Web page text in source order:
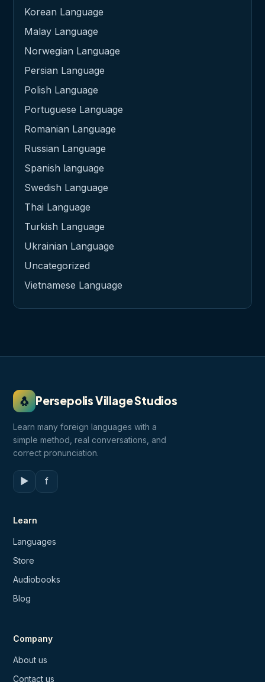
Korean Language
Malay Language
Norwegian Language
Persian Language
Polish Language
Portuguese Language
Romanian Language
Russian Language
Spanish language
Swedish Language
Thai Language
Turkish Language
Ukrainian Language
Uncategorized
Vietnamese Language
🐧 Persepolis Village Studios
Learn many foreign languages with a
simple method, real conversations, and
correct pronunciation.
▶ f
Learn
Languages
Store
Audiobooks
Blog
Company
About us
Contact us